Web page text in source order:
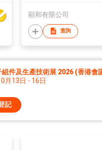
顯和有限公司
查詢
組件及生產技術展 2026 (香港會
月13日 - 16日
記